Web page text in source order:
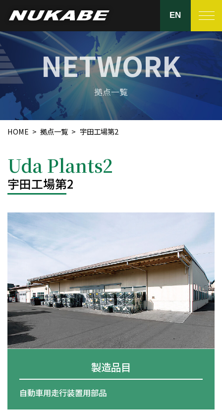
EN
製品紹介
ヌカベの強み
品質管理
生産設備
拠点一覧
会社紹介
採用情報
CONTACT
プライバシーポリシー
拠点一覧
HOME 拠点一覧 宇田工場第2
Uda Plants2
宇田工場第2
製造品目
自動車用走行装置用部品